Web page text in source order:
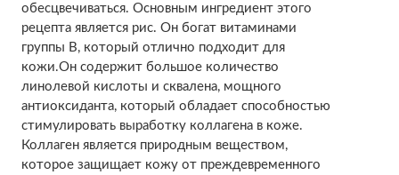
обесцвечиваться. Основным ингредиент этого
рецепта является рис. Он богат витаминами
группы В, который отлично подходит для
кожи.Он содержит большое количество
линолевой кислоты и сквалена, мощного
антиоксиданта, который обладает способностью
стимулировать выработку коллагена в коже.
Коллаген является природным веществом,
которое защищает кожу от преждевременного